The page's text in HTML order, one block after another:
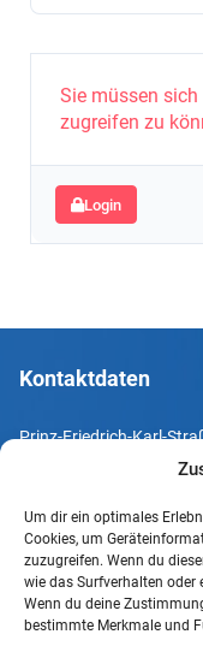
Um dir ein optimales
Cookies, um
zuzugreifen. Wenn du
wie das Surfverhalten oder
Wenn du deine
bestimmte Merkmale und
Sie müssen
zugreifen zu
Login
Kontaktdaten
Prinz-Friedrich-Karl-
Tel. +49 231
Fax +49 231
e-Mail info@uv-do.de
Internet www.uv-